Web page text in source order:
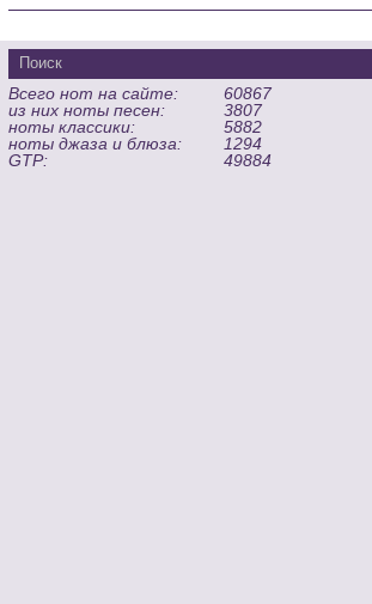
Всего нот на сайте:
60867
из них ноты песен:
3807
ноты классики:
5882
ноты джаза и блюза:
1294
GTP:
49884